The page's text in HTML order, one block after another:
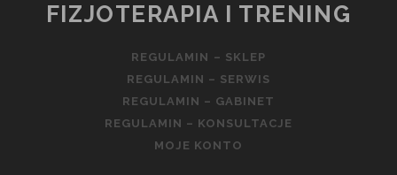
FIZJOTERAPIA I TRENING
REGULAMIN – SKLEP
REGULAMIN – SERWIS
REGULAMIN – GABINET
REGULAMIN – KONSULTACJE
MOJE KONTO